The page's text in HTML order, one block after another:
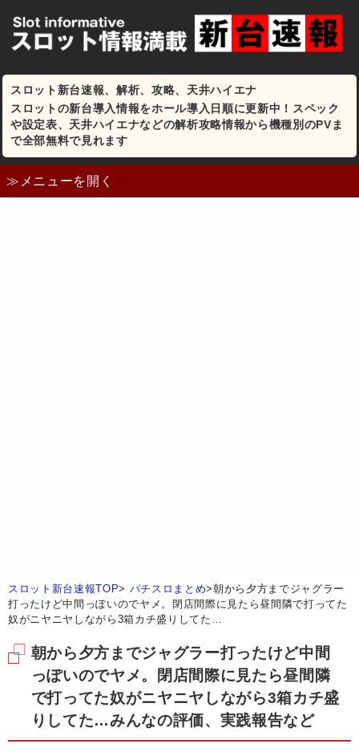
スロット新台速報、解析、攻略、天井ハイエナ
スロットの新台導入情報をホール導入日順に更新中！スペック
や設定表、天井ハイエナなどの解析攻略情報から機種別のPVま
で全部無料で見れます
≫メニューを開く
スロット新台速報TOP> パチスロまとめ>朝から夕方までジャグラー
打ったけど中間っぽいのでヤメ。閉店間際に見たら昼間隣で打ってた
奴がニヤニヤしながら3箱カチ盛りしてた…
朝から夕方までジャグラー打ったけど中間
っぽいのでヤメ。閉店間際に見たら昼間隣
で打ってた奴がニヤニヤしながら3箱カチ盛
りしてた…みんなの評価、実践報告など